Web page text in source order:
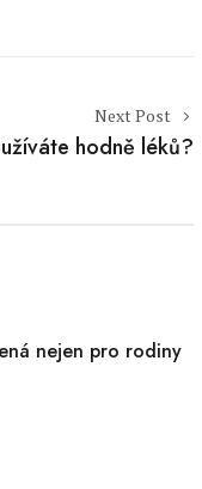
Next Post
hodně léků?
nejen pro rodiny